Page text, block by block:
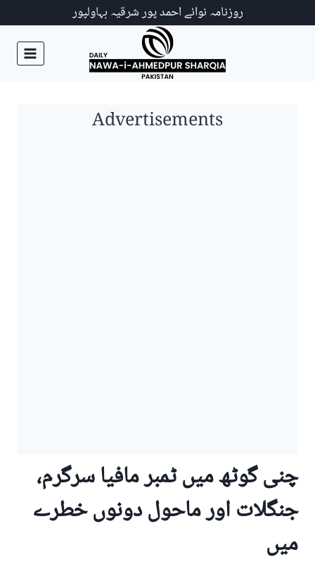
روزنامہ نوائے احمد پور شرقیہ بہاولپور
Advertisements
چنی گوٹھ میں ٹمبر مافیا سرگرم،
جنگلات اور ماحول دونوں خطرے
میں